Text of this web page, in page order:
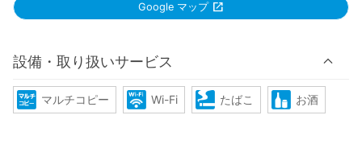
Google マップ
設備・取り扱いサービス
マルチコピー Wi-Fi たばこ お酒